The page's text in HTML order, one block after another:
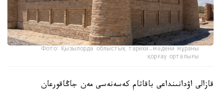
Фото: Қызылорда облыстық тарихи-мәдени мұраны
қорғау орталығы
قازالى اۋدانىنداعى باقاتام كەسەنەسى مەن جاڭاقورعان